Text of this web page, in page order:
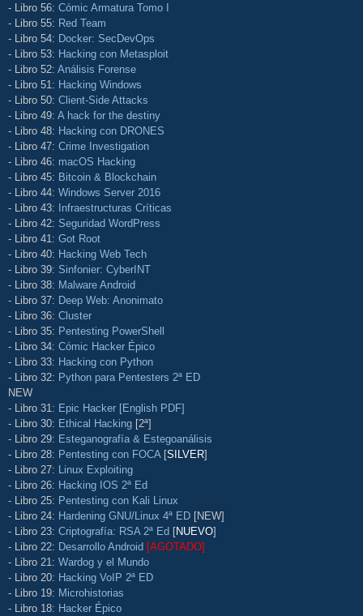
- Libro 56: Cómic Armatura Tomo I
- Libro 55: Red Team
- Libro 54: Docker: SecDevOps
- Libro 53: Hacking con Metasploit
- Libro 52: Análisis Forense
- Libro 51: Hacking Windows
- Libro 50: Client-Side Attacks
- Libro 49: A hack for the destiny
- Libro 48: Hacking con DRONES
- Libro 47: Crime Investigation
- Libro 46: macOS Hacking
- Libro 45: Bitcoin & Blockchain
- Libro 44: Windows Server 2016
- Libro 43: Infraestructuras Críticas
- Libro 42: Seguridad WordPress
- Libro 41: Got Root
- Libro 40: Hacking Web Tech
- Libro 39: Sinfonier: CyberINT
- Libro 38: Malware Android
- Libro 37: Deep Web: Anonimato
- Libro 36: Cluster
- Libro 35: Pentesting PowerShell
- Libro 34: Cómic Hacker Épico
- Libro 33: Hacking con Python
- Libro 32: Python para Pentesters 2ª ED
NEW
- Libro 31: Epic Hacker [English PDF]
- Libro 30: Ethical Hacking [2ª]
- Libro 29: Esteganografía & Estegoanálisis
- Libro 28: Pentesting con FOCA [SILVER]
- Libro 27: Linux Exploiting
- Libro 26: Hacking IOS 2ª Ed
- Libro 25: Pentesting con Kali Linux
- Libro 24: Hardening GNU/Linux 4ª ED [NEW]
- Libro 23: Criptografía: RSA 2ª Ed [NUEVO]
- Libro 22: Desarrollo Android [AGOTADO]
- Libro 21: Wardog y el Mundo
- Libro 20: Hacking VoIP 2ª ED
- Libro 19: Microhistorias
- Libro 18: Hacker Épico